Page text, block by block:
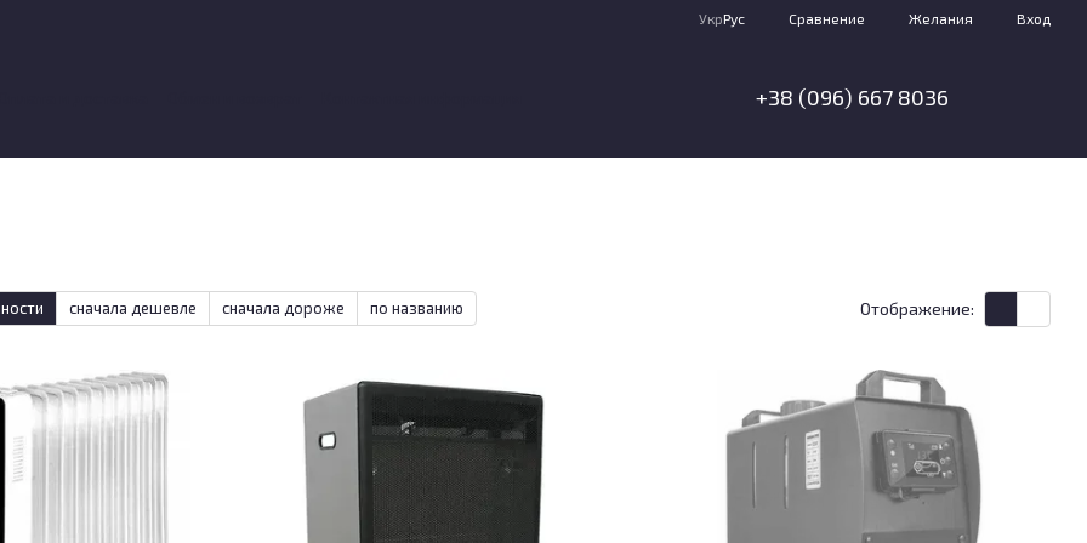
УкрРус Сравнение Желания Вход
+38 (096) 667 8036
сначала дешевле сначала дороже по названию Отображение: